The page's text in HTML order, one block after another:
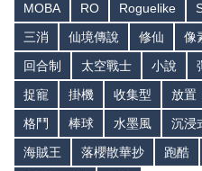
MOBA
RO Roguelike
三消
仙境傳說 修仙 像
回合制
太空戰士 小說
捉寵
掛機 收集型 放置
格鬥
棒球 水墨風 沉浸
海賊王
落櫻散華抄 跑酷